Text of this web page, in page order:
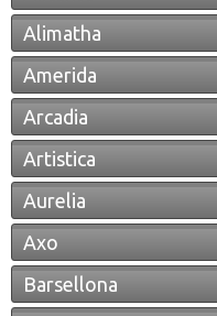
Alimatha
Amerida
Arcadia
Artistica
Aurelia
Axo
Barsellona